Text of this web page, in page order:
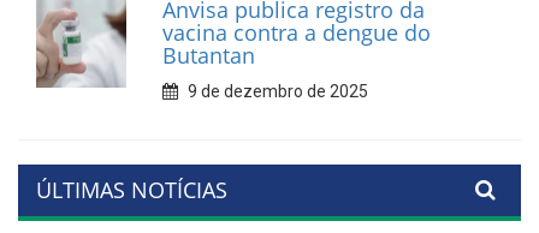
Anvisa publica registro da
vacina contra a dengue do
Butantan
9 de dezembro de 2025
ÚLTIMAS NOTÍCIAS